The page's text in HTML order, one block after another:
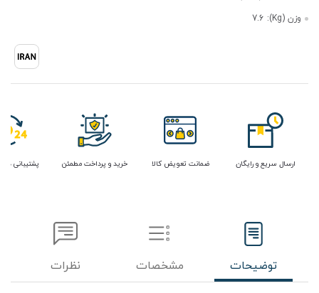
وزن (Kg):
7.6
ارسال سریع و رایگان ضمانت تعویض کالا خرید و پرداخت مطمئن پشتیبانی
توضیحات مشخصات نظرات